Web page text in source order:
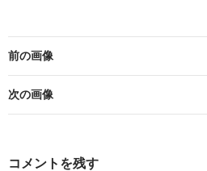
前の画像
次の画像
コメントを残す